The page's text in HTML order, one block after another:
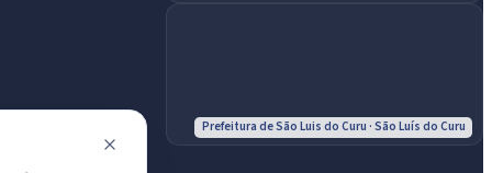
Prefeitura de São Luis do Curu · São Luís do Curu